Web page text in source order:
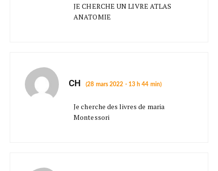
JE CHERCHE UN LIVRE ATLAS
ANATOMIE
CH (28 mars 2022 - 13 h 44 min)
Je cherche des livres de maria
Montessori